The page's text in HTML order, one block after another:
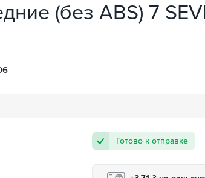
(без ABS) 7
Готово к отправке